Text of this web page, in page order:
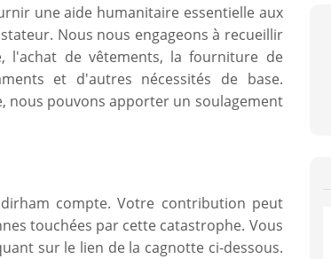
une aide humanitaire essentielle aux
Nous nous engageons à recueillir
l'achat de vêtements, la fourniture de
et d'autres nécessités de base.
nous pouvons apporter un soulagement
compte. Votre contribution peut
touchées par cette catastrophe. Vous
sur le lien de la cagnotte ci-dessous.